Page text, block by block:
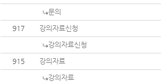
문의
917
강의자료신청
강의자료신청
915
강의자료
강의자료